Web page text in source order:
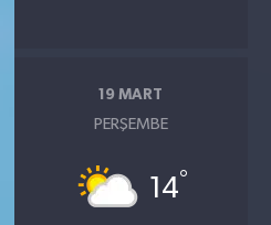
19 MART
PERŞEMBE
14°